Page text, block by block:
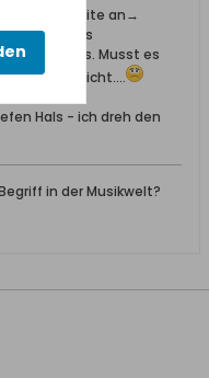
Deiner Seite an→
suchst das
- weg ist es. Musst es
es leider nicht....
Hals - ich dreh den
in der Musikwelt?